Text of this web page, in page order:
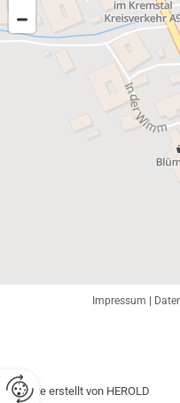
Impressum
Website erstellt von HEROLD